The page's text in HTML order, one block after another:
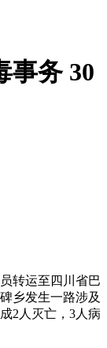
事务 30
转运至四川省巴
乡发生一路涉及
2人灭亡，3人病